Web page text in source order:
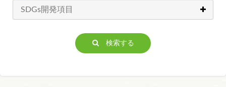
検索する